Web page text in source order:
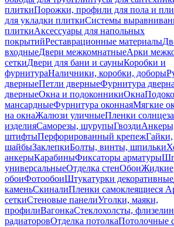
плиткиПорожки, профили для пола и
для укладки плиткиСистемы
плиткиАксессуары для напольных
покрытийРеставрационные материалы
входныеДвери межкомнатныеАрки
сеткиДвери для бани и сауныКоробки и
фурнитураНаличники, коробки, доборы
дверныеПетли дверныеФурнитура
дверныеОкна и подоконникиОкна
мансардныеФурнитура оконнаяМягкие
на окнаЖалюзи уличныеПленки
изделияСаморезы, шурупыГвозди
штифтыПерфорированный крепежГайки,
шайбыЗаклепкиБолты, винты, шпильки
анкерыКарабиныФиксаторы арматуры
универсальныеОтделка стенОбоиЖидкие
обоиФотообоиШтукатурки декоративные
каменьСкиналиПленки самоклеящиеся
сеткиСтеновые панелиУголки, маяки,
профилиВагонкаСтеклохолсты, флизелин
радиаторовОтделка потолкаПотолочные